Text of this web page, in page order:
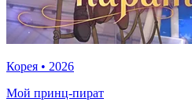
Корея • 2026
Мой принц-пират